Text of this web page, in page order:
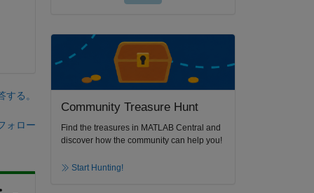
る。
ォロー
Community Treasure Hunt
Find the treasures in MATLAB Central and
discover how the community can help you!
Start Hunting!